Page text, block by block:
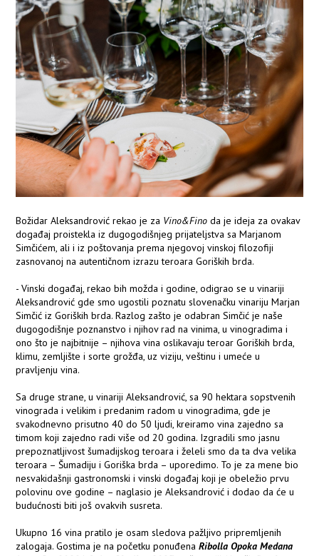
Božidar Aleksandrović rekao je za Vino&Fino da je ideja za ovakav
događaj proistekla iz dugogodišnjeg prijateljstva sa Marjanom
Simčićem, ali i iz poštovanja prema njegovoj vinskoj filozofiji
zasnovanoj na autentičnom izrazu teroara Goriških brda.
- Vinski događaj, rekao bih možda i godine, odigrao se u vinariji
Aleksandrović gde smo ugostili poznatu slovenačku vinariju Marjan
Simčić iz Goriških brda. Razlog zašto je odabran Simčić je naše
dugogodišnje poznanstvo i njihov rad na vinima, u vinogradima i
ono što je najbitnije – njihova vina oslikavaju teroar Goriških brda,
klimu, zemljište i sorte grožđa, uz viziju, veštinu i umeće u
pravljenju vina.
Sa druge strane, u vinariji Aleksandrović, sa 90 hektara sopstvenih
vinograda i velikim i predanim radom u vinogradima, gde je
svakodnevno prisutno 40 do 50 ljudi, kreiramo vina zajedno sa
timom koji zajedno radi više od 20 godina. Izgradili smo jasnu
prepoznatljivost šumadijskog teroara i želeli smo da ta dva velika
teroara – Šumadiju i Goriška brda – uporedimo. To je za mene bio
nesvakidašnji gastronomski i vinski događaj koji je obeležio prvu
polovinu ove godine – naglasio je Aleksandrović i dodao da će u
budućnosti biti još ovakvih susreta.
Ukupno 16 vina pratilo je osam sledova pažljivo pripremljenih
zalogaja. Gostima je na početku ponuđenaRibolla Opoka Medana